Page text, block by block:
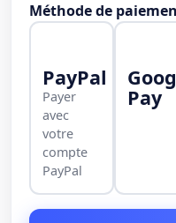
Méthode de
PayPal
Payer
avec
votre
compte
PayPal
Pay